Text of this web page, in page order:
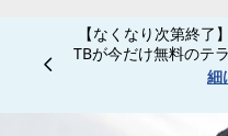
【なくなり次第終
TBが今だけ無料のテ
細